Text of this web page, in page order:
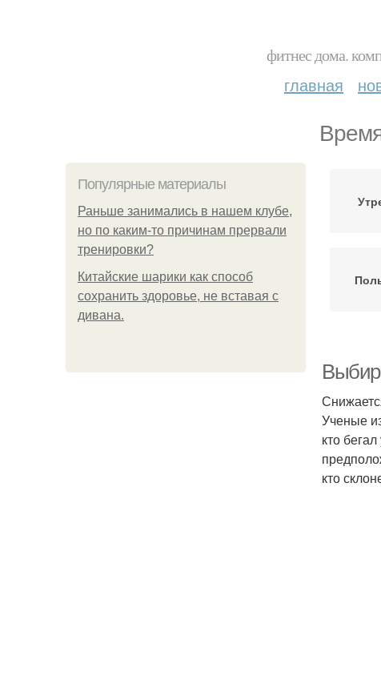
фитнес дома.
главная
Популярные материалы
Раньше занимались в нашем клубе,
но по каким-то причинам прервали
тренировки?
Китайские шарики как способ
сохранить здоровье, не вставая с
дивана.
Ученые
кто
кто